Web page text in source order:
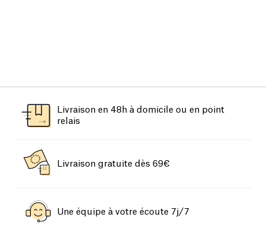
Livraison en 48h à domicile ou en point
relais
Livraison gratuite dès 69€
Une équipe à votre écoute 7j/7